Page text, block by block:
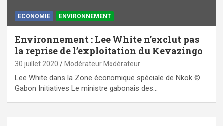
ECONOMIE ENVIRONNEMENT
Environnement : Lee White n’exclut pas
la reprise de l’exploitation du Kevazingo
30 juillet 2020 Modérateur Modérateur
Lee White dans la Zone économique spéciale de Nkok ©
Gabon Initiatives Le ministre gabonais des…